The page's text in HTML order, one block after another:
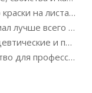
Как обеспечить идеальную адгезию краски на листах ПВХ и ПЭТ для офсетной печати
ПЭТ против. Лист ПВХ: какой материал лучше всего подходит для вашего проекта термоформования?
«Золотой» стандарт: почему фармацевтические и пищевые гиганты заключают контракты на производство жесткого ПВХ и ПЭТ на 2026 год
Хватит портить свои тяги! Руководство для профессионалов 2026 года по выбору правильной полиэтиленовой пленки